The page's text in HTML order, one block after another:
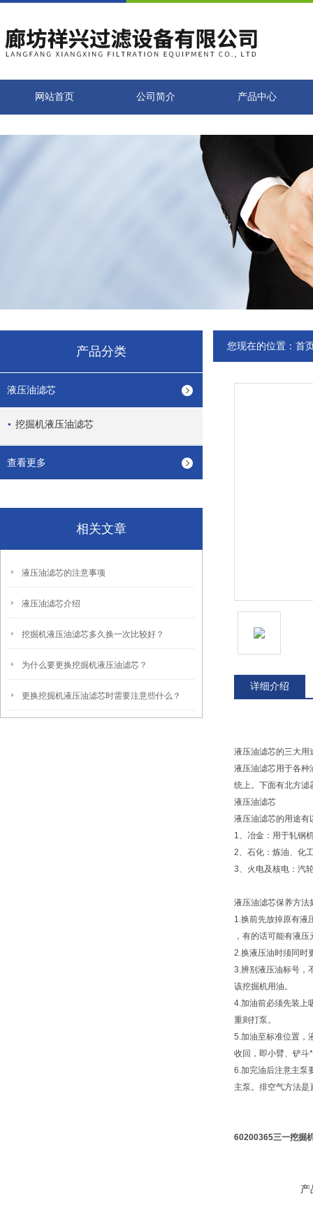
网站首页 公司简介 产品中心
产品分类
液压油滤芯
挖掘机液压油滤芯
查看更多
相关文章
液压油滤芯的注意事项
液压油滤芯介绍
挖掘机液压油滤芯多久换一次比较好？
为什么要更换挖掘机液压油滤芯？
更换挖掘机液压油滤芯时需要注意些什么？
您现在的位置： 首
详细介绍
液压油滤芯的三大用
液压油滤芯用于各种
统上。下面有北方滤
液压油滤芯
液压油滤芯的用途有
1、冶金：用于轧钢
2、石化：炼油、化
3、火电及核电：汽
液压油滤芯保养方法
1.换前先放掉原有液
，有的话可能有液
2.换液压油时须同时
3.辨别液压油标号，
该挖掘机用油。
4.加油前必须先装上
重则打泵。
5.加油至标准位置，
收回，即小臂、铲斗
6.加完油后注意主泵
主泵。排空气方法
60200365三一挖掘
产